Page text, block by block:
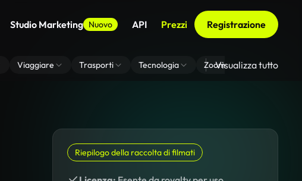
Studio Marketing Nuovo API Prezzi Registrazione
Viaggiare Trasporti Tecnologia Zoom Di Sfondo Virtuale
Visualizza tutto
Riepilogo della raccolta di filmati